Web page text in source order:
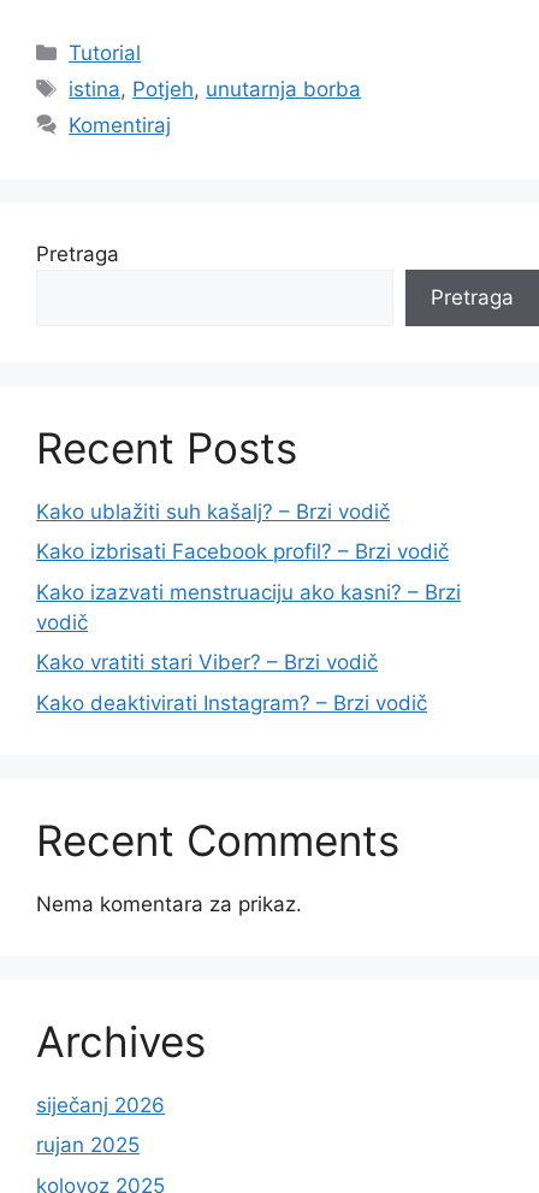
Kategorije
Tutorial
Oznake
istina, Potjeh, unutarnja borba
Komentiraj
Pretraga
Pretraga
Recent Posts
Kako ublažiti suh kašalj? – Brzi vodič
Kako izbrisati Facebook profil? – Brzi vodič
Kako izazvati menstruaciju ako kasni? – Brzi
vodič
Kako vratiti stari Viber? – Brzi vodič
Kako deaktivirati Instagram? – Brzi vodič
Recent Comments
Nema komentara za prikaz.
Archives
siječanj 2026
rujan 2025
kolovoz 2025